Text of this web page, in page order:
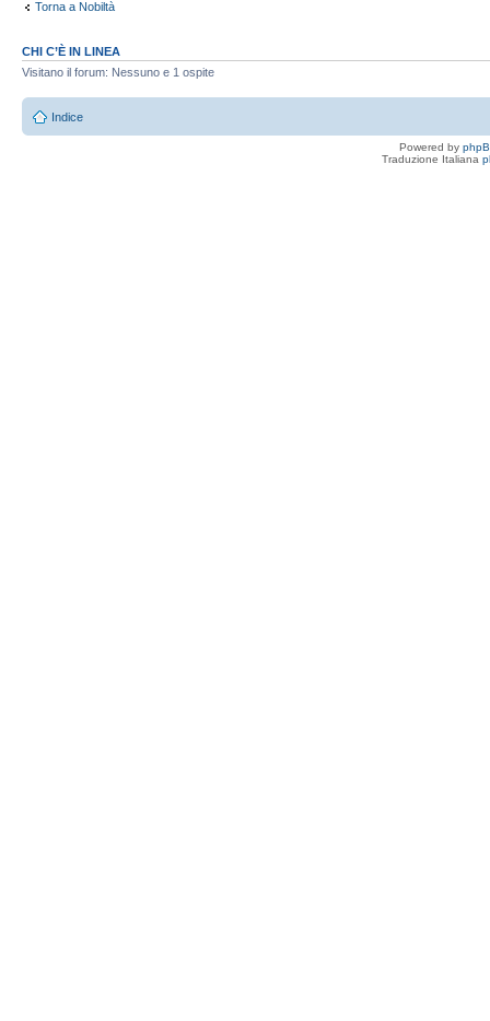
Torna a Nobiltà
CHI C’È IN LINEA
Visitano il forum: Nessuno e 1 ospite
Indice
Powered by
Traduzione Italiana